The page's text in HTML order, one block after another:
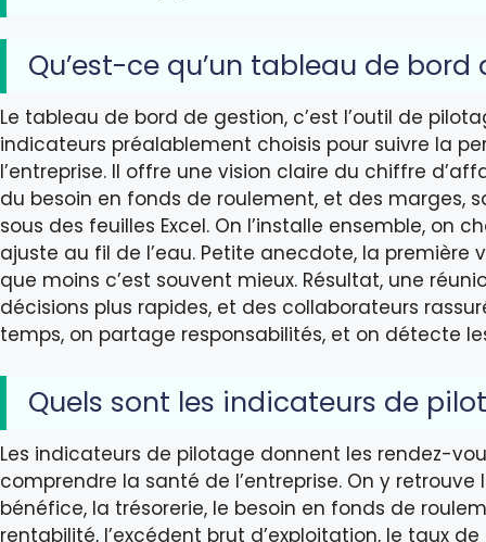
Qu’est-ce qu’un tableau de
Le tableau de bord de gestion, c’est l’outil de
indicateurs préalablement choisis pour suivre la
l’entreprise. Il offre une vision claire du chiffre
du besoin en fonds de roulement, et des marges,
sous des feuilles Excel. On l’installe ensemble, on
ajuste au fil de l’eau. Petite anecdote, la première
que moins c’est souvent mieux. Résultat, une
décisions plus rapides, et des collaborateurs
temps, on partage responsabilités, et on détecte
Quels sont les indicateurs de
Les indicateurs de pilotage donnent les rendez-
comprendre la santé de l’entreprise. On y retrouve
bénéfice, la trésorerie, le besoin en fonds de
rentabilité, l’excédent brut d’exploitation, le taux